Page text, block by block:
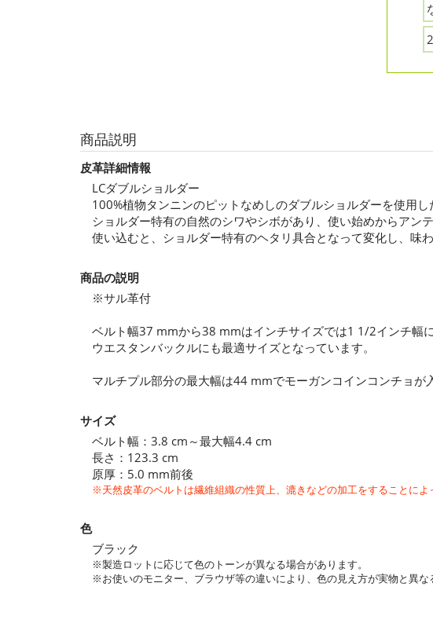
商品説明
皮革詳細情報
LCダブルショルダー
100%植物タンニンのピットなめしのダブルショルダーを使用し
ショルダー特有の自然のシワやシボがあり、使い始めからアン
使い込むと、ショルダー特有のヘタリ具合となって変化し、味
商品の説明
※サル革付
ベルト幅37 mmから38 mmはインチサイズでは1 1/2インチ幅
ウエスタンバックルにも最適サイズとなっています。
マルチプル部分の最大幅は44 mmでモーガンコインコンチョが
サイズ
ベルト幅：3.8 cm～最大幅4.4 cm
長さ：123.3 cm
原厚：5.0 mm前後
※天然皮革のベルトは繊維組織の性質上、漉きなどの加工をすることによ
色
ブラック
※製造ロットに応じて色のトーンが異なる場合があります。
※お使いのモニター、ブラウザ等の違いにより、色の見え方が実物と異な